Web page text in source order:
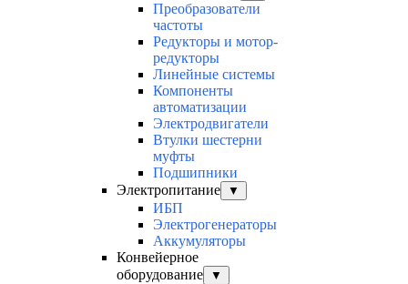
Преобразователи
частоты
Редукторы и мотор-
редукторы
Линейные системы
Компоненты
автоматизации
Электродвигатели
Втулки шестерни
муфты
Подшипники
Электропитание
▼
ИБП
Электрогенераторы
Аккумуляторы
Конвейерное
оборудование
▼